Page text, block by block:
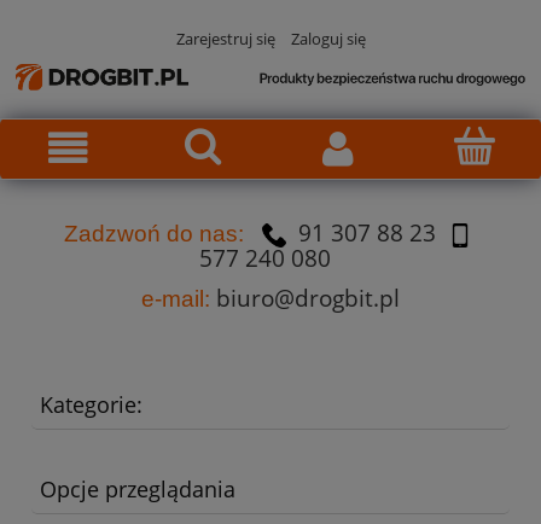
Zarejestruj się Zaloguj się
Zadzwoń do nas:
91 307 88 23
577 240 080
e-mail: biuro@drogbit.pl
Kategorie:
Opcje przeglądania